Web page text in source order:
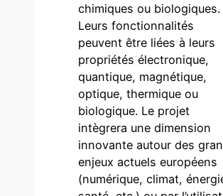
chimiques ou biologiques.
Leurs fonctionnalités
peuvent être liées à leurs
propriétés électronique,
quantique, magnétique,
optique, thermique ou
biologique. Le projet
intègrera une dimension
innovante autour des
enjeux actuels européens
(numérique, climat,